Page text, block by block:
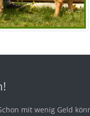
mit wenig Geld